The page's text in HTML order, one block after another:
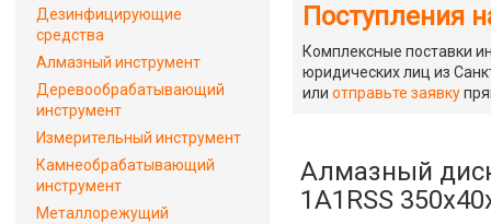
Поступления
Комплексные поставки
юридических лиц из
илиотправьте заявку
Алмазный
1A1RSS
Дезинфицирующие
средства
Алмазный инструмент
Деревообрабатывающий
инструмент
Измерительный инструмент
Камнеобрабатывающий
инструмент
Металлорежущий